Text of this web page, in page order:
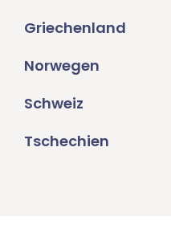
Griechenland
Norwegen
Schweiz
Tschechien